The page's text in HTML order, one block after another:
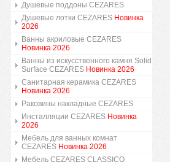
Душевые поддоны CEZARES
Душевые лотки CEZARES Новинка
2026
Ванны акриловые CEZARES
Новинка 2026
Ванны из искусственного камня Solid
Surface CEZARES Новинка 2026
Санитарная керамика CEZARES
Новинка 2026
Раковины накладные CEZARES
Инсталляции CEZARES Новинка
2026
Мебель для ванных комнат
CEZARES Новинка 2026
Мебель CEZARES CLASSICO